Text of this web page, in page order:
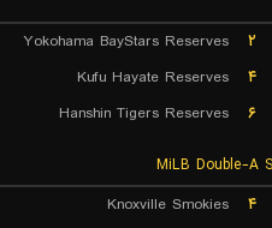
۲
Yokohama BayStars Reserves
۴
Kufu Hayate Reserves
۶ Hanshin Tigers Reserves
۴
Knoxville Smokies